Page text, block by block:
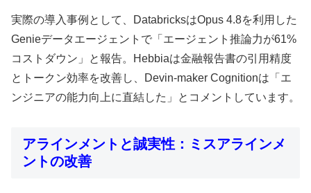
実際の導入事例として、DatabricksはOpus 4.8を利用した
Genieデータエージェントで「エージェント推論力が61%
コストダウン」と報告。Hebbiaは金融報告書の引用精度
とトークン効率を改善し、Devin-maker Cognitionは「エ
ンジニアの能力向上に直結した」とコメントしています。
アラインメントと誠実性：ミスアラインメ
ントの改善